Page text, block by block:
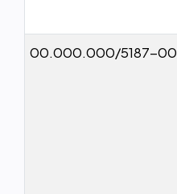
00.000.000/5187-00